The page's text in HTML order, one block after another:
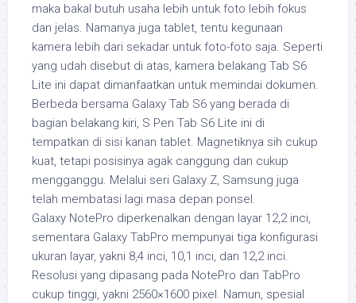
maka bakal butuh usaha lebih untuk foto lebih fokus
dan jelas. Namanya juga tablet, tentu kegunaan
kamera lebih dari sekadar untuk foto-foto saja. Seperti
yang udah disebut di atas, kamera belakang Tab S6
Lite ini dapat dimanfaatkan untuk memindai dokumen.
Berbeda bersama Galaxy Tab S6 yang berada di
bagian belakang kiri, S Pen Tab S6 Lite ini di
tempatkan di sisi kanan tablet. Magnetiknya sih cukup
kuat, tetapi posisinya agak canggung dan cukup
mengganggu. Melalui seri Galaxy Z, Samsung juga
telah membatasi lagi masa depan ponsel.
Galaxy NotePro diperkenalkan dengan layar 12,2 inci,
sementara Galaxy TabPro mempunyai tiga konfigurasi
ukuran layar, yakni 8,4 inci, 10,1 inci, dan 12,2 inci.
Resolusi yang dipasang pada NotePro dan TabPro
cukup tinggi, yakni 2560×1600 pixel. Namun, spesial